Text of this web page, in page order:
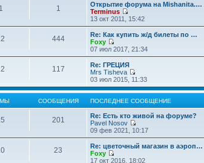
1 1
Открытие форума на Mishanita.…
Terminus
П
е
р
е
й
т
и
к
п
о
с
л
е
н
е
м
у
с
13 окт 2011, 15:42
444
Re: Как купить ж/д билеты по …
Foxy
П
е
р
е
й
т
и
к
п
о
с
л
е
н
е
07 июл 2017, 21:34
117
Re: ГРЕЦИЯ
Mrs Tisheva
П
е
р
е
й
т
к
п
о
с
л
03 июл 2015, 11:33
СООБЩЕНИЯ ПОСЛЕДНЕЕ СООБЩЕНИЕ
201
Re: Есть кто живой на форуме?
Pavel Nosov
П
е
р
е
й
09 фев 2021, 10:17
23
Re: цветочный магазин в аэроп…
Foxy
П
17 окт 2016, 18:02